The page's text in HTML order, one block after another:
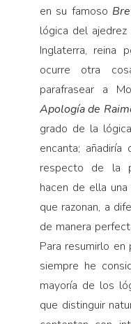
en su famoso
lógica del
Inglaterra, reina
ocurre otra
parafrasear a
Apología de
grado de la
encanta;
respecto de la
hacen de ella
que razonan, a
de manera
Para resumirlo
siempre he
mayoría de los
que distinguir